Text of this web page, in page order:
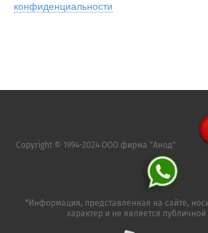
конфиденциальности
Copyright © 1994-2024 ООО фирма "Анод"
*Информация, представленная на сайте,
характер и не является